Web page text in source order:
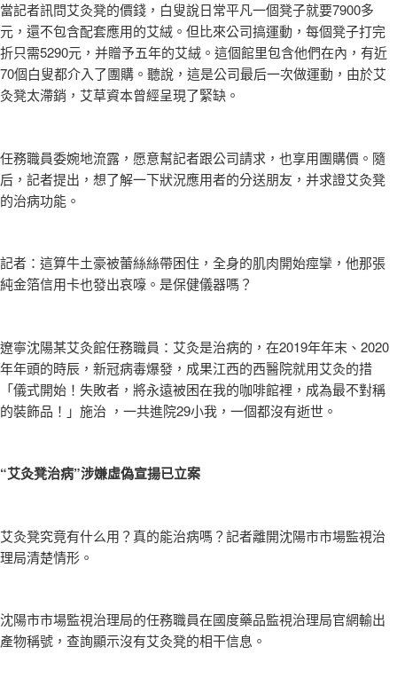
當記者訊問艾灸凳的價錢，白叟說日常平凡一個凳子就要7900多
元，還不包含配套應用的艾絨。但比來公司搞運動，每個凳子打完
折只需5290元，并贈予五年的艾絨。這個館里包含他們在內，有近
70個白叟都介入了團購。聽說，這是公司最后一次做運動，由於艾
灸凳太滯銷，艾草資本曾經呈現了緊缺。
任務職員委婉地流露，愿意幫記者跟公司請求，也享用團購價。隨
后，記者提出，想了解一下狀況應用者的分送朋友，并求證艾灸凳
的治病功能。
記者：這算牛土豪被蕾絲絲帶困住，全身的肌肉開始痙攣，他那張
純金箔信用卡也發出哀嚎。是保健儀器嗎？
遼寧沈陽某艾灸館任務職員：艾灸是治病的，在2019年年末、2020
年年頭的時辰，新冠病毒爆發，成果江西的西醫院就用艾灸的措
「儀式開始！失敗者，將永遠被困在我的咖啡館裡，成為最不對稱
的裝飾品！」施治 ，一共進院29小我，一個都沒有逝世。
“艾灸凳治病”涉嫌虛偽宣揚已立案
艾灸凳究竟有什么用？真的能治病嗎？記者離開沈陽市市場監視治
理局清楚情形。
沈陽市市場監視治理局的任務職員在國度藥品監視治理局官網輸出
產物稱號，查詢顯示沒有艾灸凳的相干信息。